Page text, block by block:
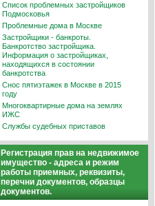
Список проблемных застройщиков
Подмосковья
Проблемные дома в Москве
Застройщики - банкроты.
Банкротство застройщика.
Информация о застройщиках,
находящихся в состоянии
банкротства
Снос пятиэтажек в Москве в 2015
году
Многоквартирные дома на землях
ИЖС
Службы судебных приставов
Регистрация прав на недвижимое
имущество - адреса и режим
работы приемных, реквизиты,
перечни документов, образцы
документов.